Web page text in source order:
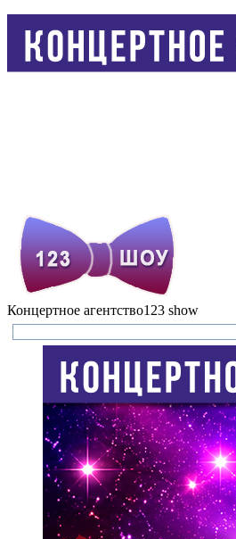
Концертное агентство123 show